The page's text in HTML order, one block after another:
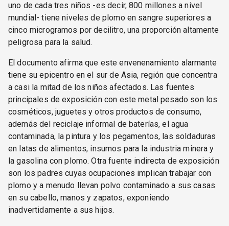
uno de cada tres niños -es decir, 800 millones a nivel
mundial- tiene niveles de plomo en sangre superiores a
cinco microgramos por decilitro, una proporción altamente
peligrosa para la salud.
El documento afirma que este envenenamiento alarmante
tiene su epicentro en el sur de Asia, región que concentra
a casi la mitad de los niños afectados. Las fuentes
principales de exposición con este metal pesado son los
cosméticos, juguetes y otros productos de consumo,
además del reciclaje informal de baterías, el agua
contaminada, la pintura y los pegamentos, las soldaduras
en latas de alimentos, insumos para la industria minera y
la gasolina con plomo. Otra fuente indirecta de exposición
son los padres cuyas ocupaciones implican trabajar con
plomo y a menudo llevan polvo contaminado a sus casas
en su cabello, manos y zapatos, exponiendo
inadvertidamente a sus hijos.